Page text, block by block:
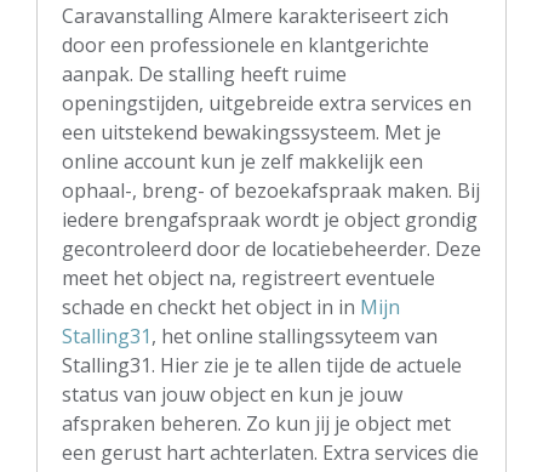
Caravanstalling Almere karakteriseert zich
door een professionele en klantgerichte
aanpak. De stalling heeft ruime
openingstijden, uitgebreide extra services en
een uitstekend bewakingssysteem. Met je
online account kun je zelf makkelijk een
ophaal-, breng- of bezoekafspraak maken. Bij
iedere brengafspraak wordt je object grondig
gecontroleerd door de locatiebeheerder. Deze
meet het object na, registreert eventuele
schade en checkt het object in in Mijn
Stalling31, het online stallingssyteem van
Stalling31. Hier zie je te allen tijde de actuele
status van jouw object en kun je jouw
afspraken beheren. Zo kun jij je object met
een gerust hart achterlaten. Extra services die